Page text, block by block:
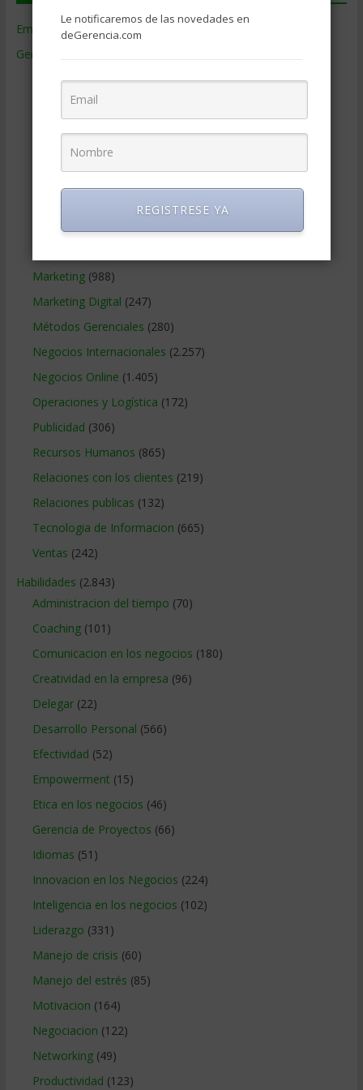
Empresas de Gerencia
Gerencia
Contabilidad(466)
Estrategia Empresarial
Finanzas Corporativas(748)
Gobierno Corporativo
Marketing(988)
Marketing Digital (247)
Métodos Gerenciales (280)
Negocios Internacionales (2.257)
Negocios Online (1.405)
Operaciones y Logística (172)
Publicidad (306)
Recursos Humanos (865)
Relaciones con los clientes (219)
Relaciones publicas (132)
Tecnologia de Informacion (665)
Ventas (242)
Habilidades (2.843)
Administracion del tiempo (70)
Coaching(101)
Comunicacion en los negocios (180)
Creatividad en la empresa (96)
Delegar(22)
Desarrollo Personal (566)
Efectividad (52)
Empowerment (15)
Etica en los negocios (46)
Gerencia de Proyectos (66)
Idiomas (51)
Innovacion en los Negocios (224)
Inteligencia en los negocios (102)
Liderazgo (331)
Manejo de crisis (60)
Manejo del estrés (85)
Motivacion (164)
Negociacion (122)
Networking(49)
Productividad (123)
Le notificaremos de las novedades en
deGerencia.com
REGISTRESE YA